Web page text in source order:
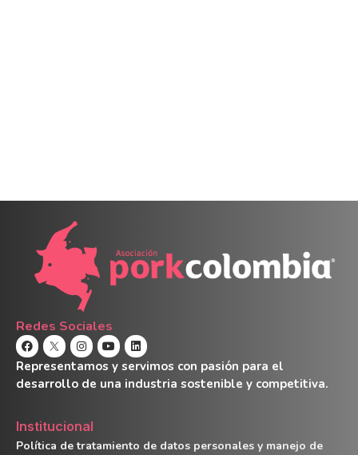
Redes Sociales
Representamos y servimos con pasión para el
desarrollo de una industria sostenible y competitiva.
Institucional
Política de tratamiento de datos personales y manejo de